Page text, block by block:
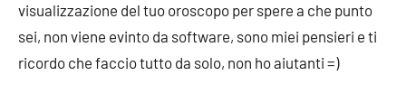
visualizzazione del tuo oroscopo per spere a che punto
sei, non viene evinto da software, sono miei pensieri e ti
ricordo che faccio tutto da solo, non ho aiutanti =)